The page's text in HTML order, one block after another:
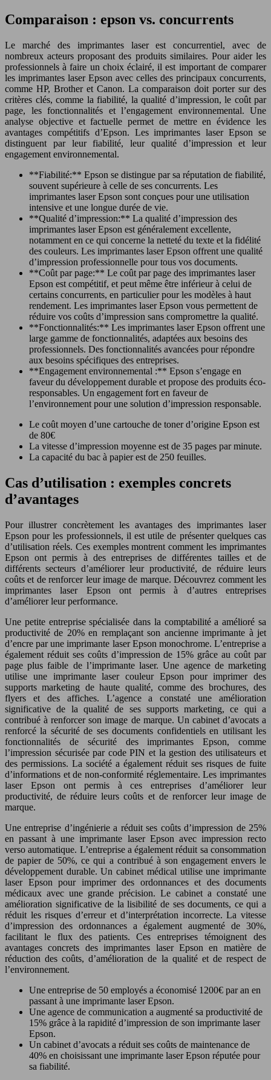
Comparaison : epson vs. concurrents
Le marché des imprimantes laser est concurrentiel, avec de
nombreux acteurs proposant des produits similaires. Pour aider les
professionnels à faire un choix éclairé, il est important de comparer
les imprimantes laser Epson avec celles des principaux concurrents,
comme HP, Brother et Canon. La comparaison doit porter sur des
critères clés, comme la fiabilité, la qualité d’impression, le coût par
page, les fonctionnalités et l’engagement environnemental. Une
analyse objective et factuelle permet de mettre en évidence les
avantages compétitifs d’Epson. Les imprimantes laser Epson se
distinguent par leur fiabilité, leur qualité d’impression et leur
engagement environnemental.
**Fiabilité:** Epson se distingue par sa réputation de fiabilité,
souvent supérieure à celle de ses concurrents. Les
imprimantes laser Epson sont conçues pour une utilisation
intensive et une longue durée de vie.
**Qualité d’impression:** La qualité d’impression des
imprimantes laser Epson est généralement excellente,
notamment en ce qui concerne la netteté du texte et la fidélité
des couleurs. Les imprimantes laser Epson offrent une qualité
d’impression professionnelle pour tous vos documents.
**Coût par page:** Le coût par page des imprimantes laser
Epson est compétitif, et peut même être inférieur à celui de
certains concurrents, en particulier pour les modèles à haut
rendement. Les imprimantes laser Epson vous permettent de
réduire vos coûts d’impression sans compromettre la qualité.
**Fonctionnalités:** Les imprimantes laser Epson offrent une
large gamme de fonctionnalités, adaptées aux besoins des
professionnels. Des fonctionnalités avancées pour répondre
aux besoins spécifiques des entreprises.
**Engagement environnemental :** Epson s’engage en
faveur du développement durable et propose des produits éco-
responsables. Un engagement fort en faveur de
l’environnement pour une solution d’impression responsable.
Le coût moyen d’une cartouche de toner d’origine Epson est
de 80€
La vitesse d’impression moyenne est de 35 pages par minute.
La capacité du bac à papier est de 250 feuilles.
Cas d’utilisation : exemples concrets
d’avantages
Pour illustrer concrètement les avantages des imprimantes laser
Epson pour les professionnels, il est utile de présenter quelques cas
d’utilisation réels. Ces exemples montrent comment les imprimantes
Epson ont permis à des entreprises de différentes tailles et de
différents secteurs d’améliorer leur productivité, de réduire leurs
coûts et de renforcer leur image de marque. Découvrez comment les
imprimantes laser Epson ont permis à d’autres entreprises
d’améliorer leur performance.
Une petite entreprise spécialisée dans la comptabilité a amélioré sa
productivité de 20% en remplaçant son ancienne imprimante à jet
d’encre par une imprimante laser Epson monochrome. L’entreprise a
également réduit ses coûts d’impression de 15% grâce au coût par
page plus faible de l’imprimante laser. Une agence de marketing
utilise une imprimante laser couleur Epson pour imprimer des
supports marketing de haute qualité, comme des brochures, des
flyers et des affiches. L’agence a constaté une amélioration
significative de la qualité de ses supports marketing, ce qui a
contribué à renforcer son image de marque. Un cabinet d’avocats a
renforcé la sécurité de ses documents confidentiels en utilisant les
fonctionnalités de sécurité des imprimantes Epson, comme
l’impression sécurisée par code PIN et la gestion des utilisateurs et
des permissions. La société a également réduit ses risques de fuite
d’informations et de non-conformité réglementaire. Les imprimantes
laser Epson ont permis à ces entreprises d’améliorer leur
productivité, de réduire leurs coûts et de renforcer leur image de
marque.
Une entreprise d’ingénierie a réduit ses coûts d’impression de 25%
en passant à une imprimante laser Epson avec impression recto
verso automatique. L’entreprise a également réduit sa consommation
de papier de 50%, ce qui a contribué à son engagement envers le
développement durable. Un cabinet médical utilise une imprimante
laser Epson pour imprimer des ordonnances et des documents
médicaux avec une grande précision. Le cabinet a constaté une
amélioration significative de la lisibilité de ses documents, ce qui a
réduit les risques d’erreur et d’interprétation incorrecte. La vitesse
d’impression des ordonnances a également augmenté de 30%,
facilitant le flux des patients. Ces entreprises témoignent des
avantages concrets des imprimantes laser Epson en matière de
réduction des coûts, d’amélioration de la qualité et de respect de
l’environnement.
Une entreprise de 50 employés a économisé 1200€ par an en
passant à une imprimante laser Epson.
Une agence de communication a augmenté sa productivité de
15% grâce à la rapidité d’impression de son imprimante laser
Epson.
Un cabinet d’avocats a réduit ses coûts de maintenance de
40% en choisissant une imprimante laser Epson réputée pour
sa fiabilité.